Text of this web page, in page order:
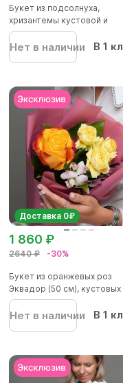
Букет из подсолнуха,
хризантемы кустовой и
хиперикума
Нет в наличии В 1
Доставка 0₽
2640 ₽ -30%
1 860 ₽
Букет из оранжевых роз
Эквадор (50 см), кустовых
же...
Нет в наличии В 1